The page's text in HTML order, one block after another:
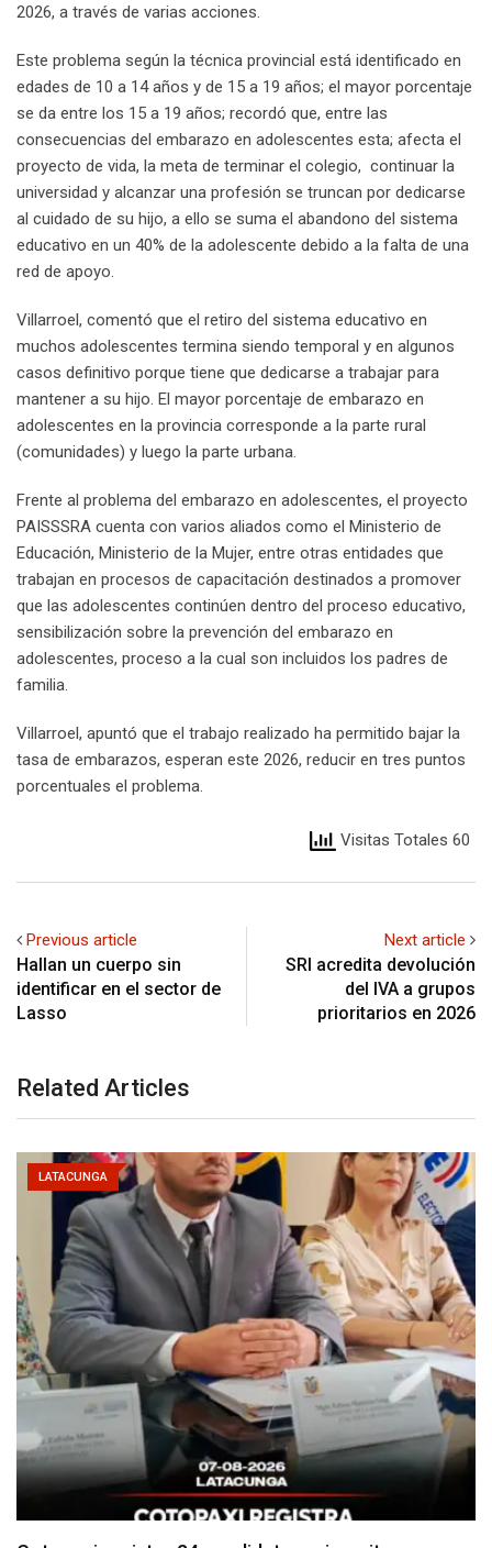
2026, a través de varias acciones.
Este problema según la técnica provincial está identificado en
edades de 10 a 14 años y de 15 a 19 años; el mayor porcentaje
se da entre los 15 a 19 años; recordó que, entre las
consecuencias del embarazo en adolescentes esta; afecta el
proyecto de vida, la meta de terminar el colegio, continuar la
universidad y alcanzar una profesión se truncan por dedicarse
al cuidado de su hijo, a ello se suma el abandono del sistema
educativo en un 40% de la adolescente debido a la falta de una
red de apoyo.
Villarroel, comentó que el retiro del sistema educativo en
muchos adolescentes termina siendo temporal y en algunos
casos definitivo porque tiene que dedicarse a trabajar para
mantener a su hijo. El mayor porcentaje de embarazo en
adolescentes en la provincia corresponde a la parte rural
(comunidades) y luego la parte urbana.
Frente al problema del embarazo en adolescentes, el proyecto
PAISSSRA cuenta con varios aliados como el Ministerio de
Educación, Ministerio de la Mujer, entre otras entidades que
trabajan en procesos de capacitación destinados a promover
que las adolescentes continúen dentro del proceso educativo,
sensibilización sobre la prevención del embarazo en
adolescentes, proceso a la cual son incluidos los padres de
familia.
Villarroel, apuntó que el trabajo realizado ha permitido bajar la
tasa de embarazos, esperan este 2026, reducir en tres puntos
porcentuales el problema.
Visitas Totales 60
Previous article
Hallan un cuerpo sin
identificar en el sector de
Lasso
Next article
SRI acredita devolución
del IVA a grupos
prioritarios en 2026
Related Articles
LATACUNGA